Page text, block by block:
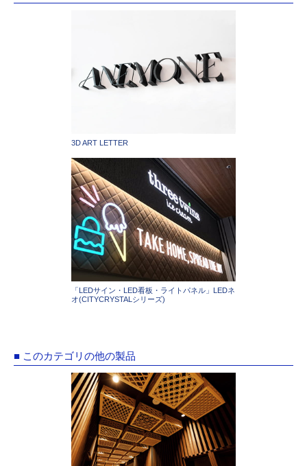
3D ART LETTER
「LEDサイン・LED看板・ライトパネル」LEDネ
オ(CITYCRYSTALシリーズ)
■ このカテゴリの他の製品